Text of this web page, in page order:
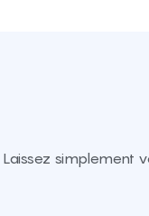
Laissez simplement